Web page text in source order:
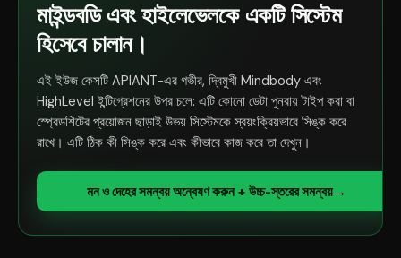
মাইন্ডবডি এবং হাইলেভেলকে একটি সিস্টেম
হিসেবে চালান।
এই ইউজ কেসটি APIANT-এর গভীর, দ্বিমুখী Mindbody এবং
HighLevel ইন্টিগ্রেশনের উপর চলে: এটি কোনো ডেটা পুনরায় টাইপ করা বা
স্প্রেডশিটের প্রয়োজন ছাড়াই উভয় সিস্টেমকে স্বয়ংক্রিয়ভাবে সিঙ্ক করে
রাখে। এটি ঠিক কী সিঙ্ক করে এবং কীভাবে কাজ করে তা দেখুন।
মন ও দেহের সমন্বয় অন্বেষণ করুন + উচ্চ-স্তরের সমন্বয়→